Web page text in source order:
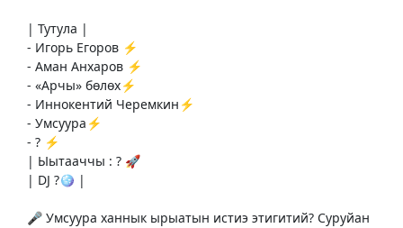
| Тутула |
- ⁠Игорь Егоров ⚡️
- ⁠Аман Анхаров ⚡️
- ⁠⁠«Арчы» бөлөх⚡️
- ⁠⁠Иннокентий Черемкин⚡️
- ⁠Умсуура⚡️
- ⁠? ⚡️
| Ыытааччы : ? 🚀
| DJ ?🪩 |
🎤 Умсуура ханнык ырыатын истиэ этигитий? Суруйан